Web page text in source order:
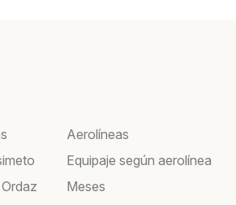
Aerolíneas
Equipaje según aerolínea
Meses